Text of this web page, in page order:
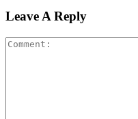
Leave A Reply